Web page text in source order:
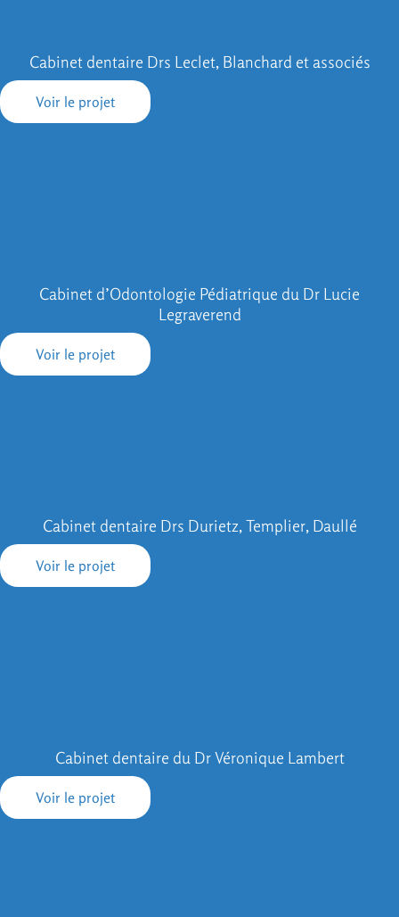
Cabinet dentaire Drs Leclet, Blanchard et associés
Voir le projet
Cabinet d’Odontologie Pédiatrique du Dr Lucie
Legraverend
Voir le projet
Cabinet dentaire Drs Durietz, Templier, Daullé
Voir le projet
Cabinet dentaire du Dr Véronique Lambert
Voir le projet